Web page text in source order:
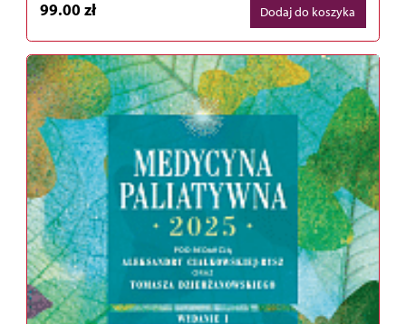
99.00 zł Dodaj do koszyka